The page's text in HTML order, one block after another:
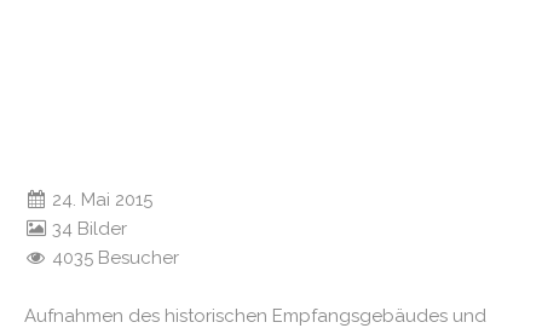
24. Mai 2015
34 Bilder
4035 Besucher
Aufnahmen des historischen Empfangsgebäudes und